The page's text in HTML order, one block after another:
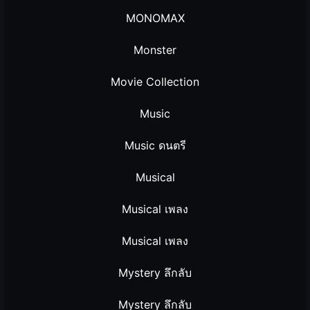
MONOMAX
Monster
Movie Collection
Music
Music ดนตรี
Musical
Musical เพลง
Musical เพลง
Mystery ลึกลับ
Mystery ลึกลับ